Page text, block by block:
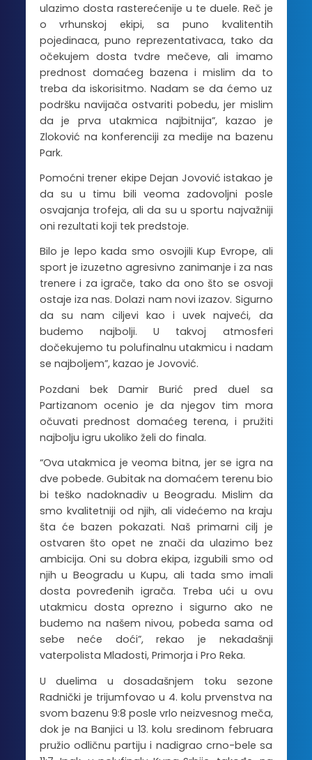
ulazimo dosta rasterećenije u te duele. Reč je
o vrhunskoj ekipi, sa puno kvalitentih
pojedinaca, puno reprezentativaca, tako da
očekujem dosta tvdre mečeve, ali imamo
prednost domaćeg bazena i mislim da to
treba da iskorisitmo. Nadam se da ćemo uz
podršku navijača ostvariti pobedu, jer mislim
da je prva utakmica najbitnija”, kazao je
Zloković na konferenciji za medije na bazenu
Park.
Pomoćni trener ekipe Dejan Jovović istakao je
da su u timu bili veoma zadovoljni posle
osvajanja trofeja, ali da su u sportu najvažniji
oni rezultati koji tek predstoje.
Bilo je lepo kada smo osvojili Kup Evrope, ali
sport je izuzetno agresivno zanimanje i za nas
trenere i za igrače, tako da ono što se osvoji
ostaje iza nas. Dolazi nam novi izazov. Sigurno
da su nam ciljevi kao i uvek najveći, da
budemo najbolji. U takvoj atmosferi
dočekujemo tu polufinalnu utakmicu i nadam
se najboljem”, kazao je Jovović.
Pozdani bek Damir Burić pred duel sa
Partizanom ocenio je da njegov tim mora
očuvati prednost domaćeg terena, i pružiti
najbolju igru ukoliko želi do finala.
“Ova utakmica je veoma bitna, jer se igra na
dve pobede. Gubitak na domaćem terenu bio
bi teško nadoknadiv u Beogradu. Mislim da
smo kvalitetniji od njih, ali videćemo na kraju
šta će bazen pokazati. Naš primarni cilj je
ostvaren što opet ne znači da ulazimo bez
ambicija. Oni su dobra ekipa, izgubili smo od
njih u Beogradu u Kupu, ali tada smo imali
dosta povređenih igrača. Treba ući u ovu
utakmicu dosta oprezno i sigurno ako ne
budemo na našem nivou, pobeda sama od
sebe neće doći”, rekao je nekadašnji
vaterpolista Mladosti, Primorja i Pro Reka.
U duelima u dosadašnjem toku sezone
Radnički je trijumfovao u 4. kolu prvenstva na
svom bazenu 9:8 posle vrlo neizvesnog meča,
dok je na Banjici u 13. kolu sredinom februara
pružio odličnu partiju i nadigrao crno-bele sa